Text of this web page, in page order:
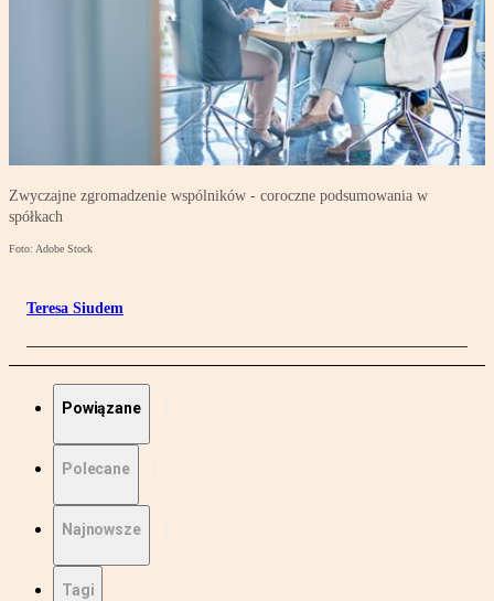
Zwyczajne zgromadzenie wspólników - coroczne podsumowania w
spółkach
Foto: Adobe Stock
Teresa Siudem
Powiązane
Polecane
Najnowsze
Tagi